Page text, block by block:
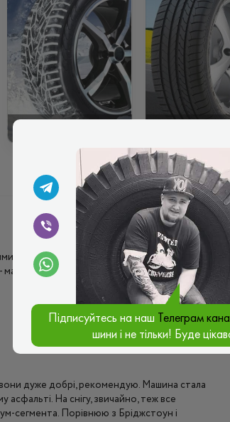
Порівняння на користь Goodyear
різноманітне: місто, траси та
дуже добрі, рекомендую. Машина стала
На снігу, звичайно, теж все
сегмента. Порівнюю з Бріджстоун і
Підписуйтесь на наш Телеграм
шини і не тільки! Буде